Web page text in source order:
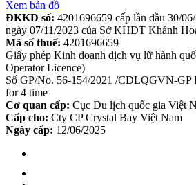
Xem bản đồ
ĐKKD số: 4201696659 cấp lần đầu 30/
ngày 07/11/2023 của Sở KHDT Khánh
Mã số thuế: 4201696659
Giấy phép Kinh doanh dịch vụ lữ hành
Operator Licence)
Số GP/No. 56-154/2021 /CDLQGVN-GP
for 4 time
Cơ quan cấp: Cục Du lịch quốc gia Việt
Cấp cho: Cty CP Crystal Bay Việt Nam
Ngày cấp: 12/06/2025